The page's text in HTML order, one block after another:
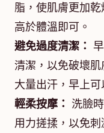
脂，使肌膚更加
高於體溫即可。
避免過度清潔：
清潔，以免破壞
大量出汗，早上
輕柔按摩： 洗臉
用力搓揉，以免刺